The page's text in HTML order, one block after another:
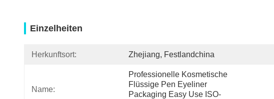
Einzelheiten
Herkunftsort: Zhejiang, Festlandchina
Name:
Professionelle Kosmetische
Flüssige Pen Eyeliner
Packaging Easy Use ISO-